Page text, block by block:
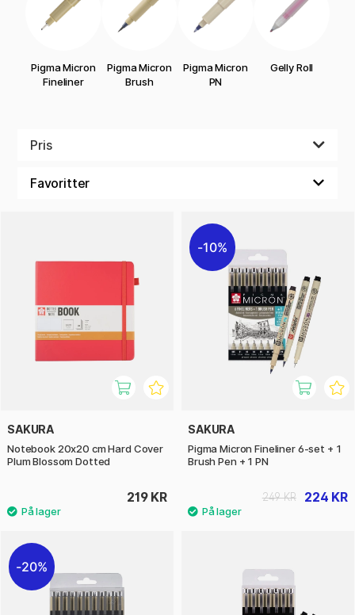
Pigma Micron
Fineliner
Pigma Micron
Brush
Pigma Micron
PN
Gelly Roll
Pris
SAKURA
Notebook 20x20 cm Hard Cover
Plum Blossom Dotted
219 KR
10%
SAKURA
Pigma Micron Fineliner 6-set + 1
Brush Pen + 1 PN
224 KR
249 KR
20%